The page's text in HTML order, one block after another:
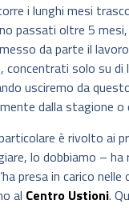
i lunghi mesi
passati oltre 5
da parte il
solo su di
usciremo da
dalla stagione o
è rivolto ai
lo dobbiamo –
presa in carico
al Centro Ustioni.